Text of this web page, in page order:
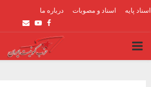
اسناد پایه اسناد و مصوبات درباره ما
Facebook
Youtube
Email
PRIMARY